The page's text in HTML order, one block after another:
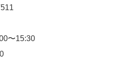
〜15:30